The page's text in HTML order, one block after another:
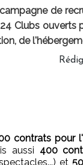
de
Clubs
de
contrats pour
aussi 400
et